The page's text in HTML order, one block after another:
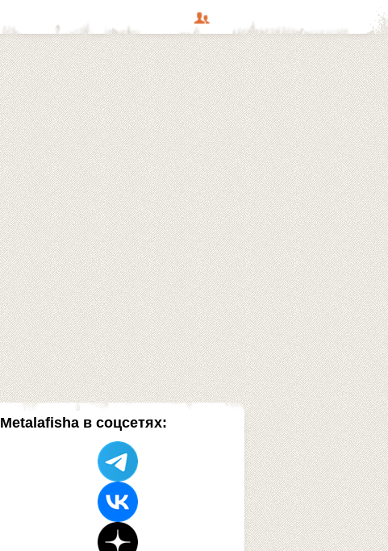
Metalafisha в соцсетях: